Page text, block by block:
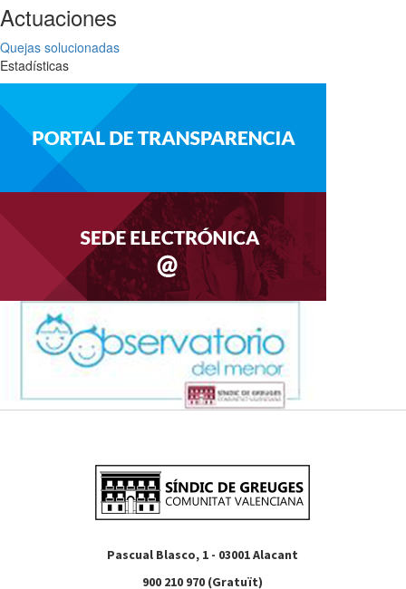
Actuaciones
Quejas solucionadas
Estadísticas
Pascual Blasco, 1 - 03001 Alacant
900 210 970 (Gratuït)